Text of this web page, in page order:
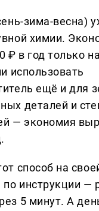
зима-весна)
химии.
₽ в год только
использовать
ещё и для
деталей и
— экономия
способ на
по инструкции —
5 минут. А